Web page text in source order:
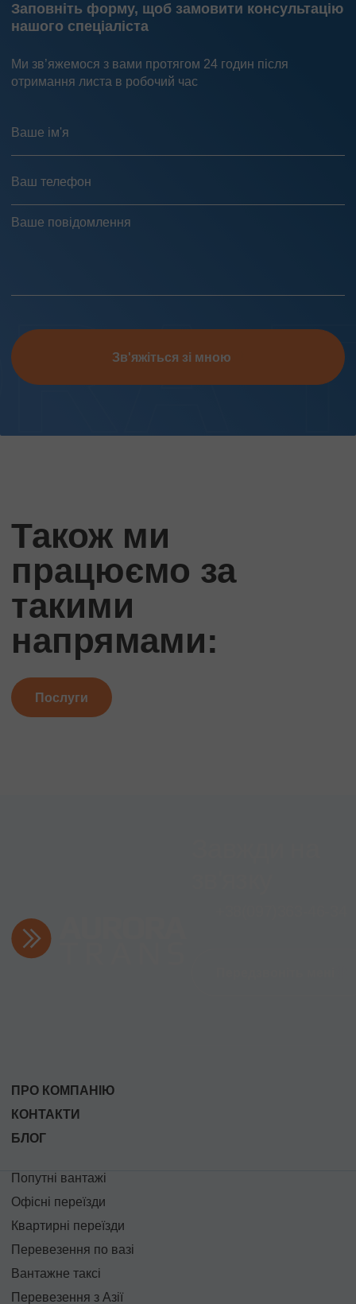
Заповніть форму, щоб замовити консультацію
нашого спеціаліста
Ми зв’яжемося з вами протягом 24 годин після
отримання листа в робочий час
Зв'яжіться зі мною
Також ми
працюємо за
такими
напрямами:
Послуги
ПРО КОМПАНІЮ
КОНТАКТИ
БЛОГ
Попутні вантажі
Офісні переїзди
Квартирні переїзди
Перевезення по вазі
Вантажне таксі
Перевезення з Азії